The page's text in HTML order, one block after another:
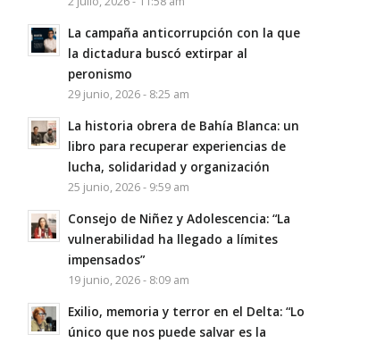
La campaña anticorrupción con la que
la dictadura buscó extirpar al
peronismo
29 junio, 2026 - 8:25 am
La historia obrera de Bahía Blanca: un
libro para recuperar experiencias de
lucha, solidaridad y organización
25 junio, 2026 - 9:59 am
Consejo de Niñez y Adolescencia: “La
vulnerabilidad ha llegado a límites
impensados”
19 junio, 2026 - 8:09 am
Exilio, memoria y terror en el Delta: “Lo
único que nos puede salvar es la